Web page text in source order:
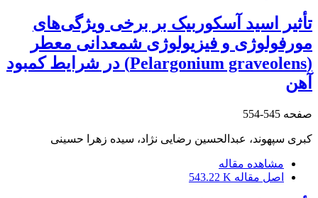
تأثیر اسید آسکوربیک بر برخی ویژگی‌های
مورفولوژی و فیزیولوژی شمعدانی معطر
(Pelargonium graveolens) در شرایط کمبود
آهن
صفحه 545-554
کبری سپهوند، عبدالحسین رضایی نژاد، سیده زهرا حسینی
مشاهده مقاله
اصل مقاله 543.22 K